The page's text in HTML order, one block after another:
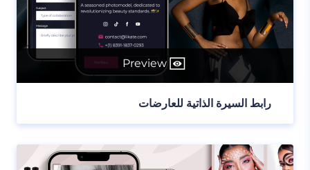
Preview
رابط السيرة الذاتية للعارضات